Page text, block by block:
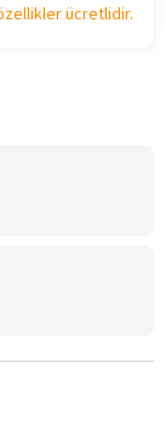
ücretlidir.